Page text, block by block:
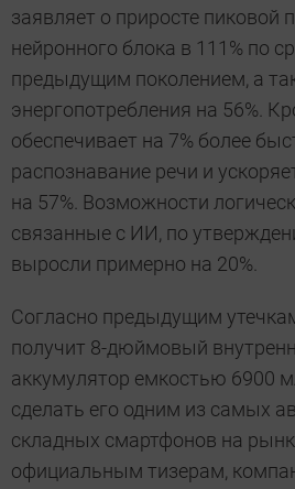
заявляет о приросте пиковой
нейронного блока в 111% по
предыдущим поколением, а
энергопотребления на 56%.
обеспечивает на 7% более
распознавание речи и
на 57%. Возможности
связанные с ИИ, по
выросли примерно на 20%.
Согласно предыдущим
получит 8-дюймовый
аккумулятор емкостью 6900
сделать его одним из самых
складных смартфонов на
официальным тизерам,